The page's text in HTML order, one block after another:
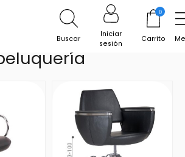
Buscar
Iniciar
sesión
0
Carrito
Sillas de peluquería